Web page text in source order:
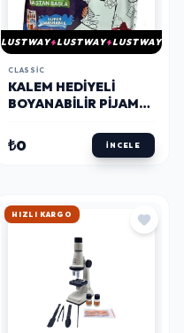
LUSTWAY LUSTWAY LUSTWAY
CLASSIC
KALEM HEDIYELI
BOYANABILIR PIJAMA
₺0 İNCELE
HIZLI KARGO